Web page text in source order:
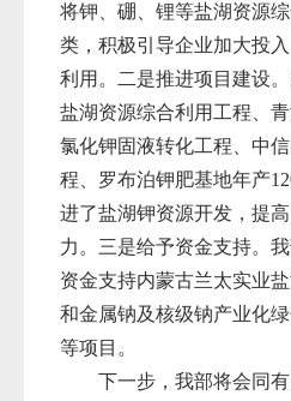
将钾、硼、锂等盐湖资源
类，积极引导企业加大投
利用。二是推进项目建设
盐湖资源综合利用工程、
氯化钾固液转化工程、中
程、罗布泊钾肥基地年产
进了盐湖钾资源开发，提
力。三是给予资金支持。
资金支持内蒙古兰太实业
和金属钠及核级钠产业化
等项目。
下一步，我部将会同